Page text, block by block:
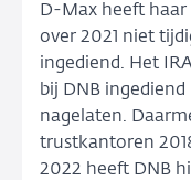
D-Max heeft
over 2021 niet
ingediend. Het
bij DNB
nagelaten.
trustkantoren
2022 heeft DNB